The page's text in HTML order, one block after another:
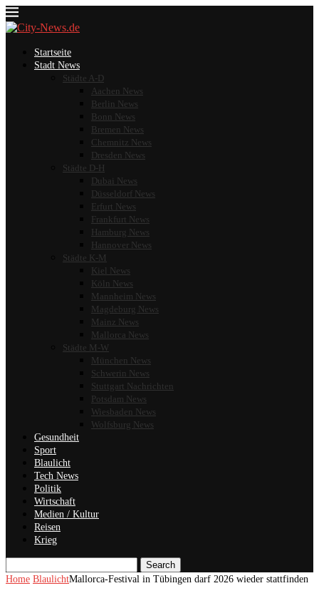
Startseite
Stadt News
Städte A-D
Aachen News
Berlin News
Bonn News
Bremen News
Chemnitz News
Dresden News
Städte D-H
Dubai News
Düsseldorf News
Erfurt News
Frankfurt News
Hamburg News
Hannover News
Städte K-M
Kiel News
Köln News
Mannheim News
Magdeburg News
Mainz News
Mallorca News
Städte M-W
München News
Schwerin News
Stuttgart Nachrichten
Potsdam News
Wiesbaden News
Wolfsburg News
Gesundheit
Sport
Blaulicht
Tech News
Politik
Wirtschaft
Medien / Kultur
Reisen
Krieg
Search
Home BlaulichtMallorca-Festival in Tübingen darf 2026 wieder stattfinden